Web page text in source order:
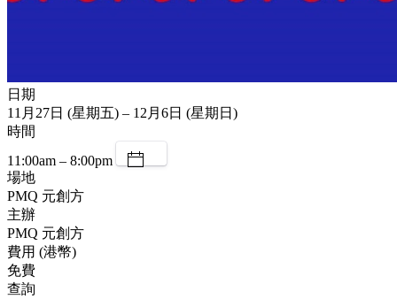
日期
11月27日 (星期五) – 12月6日 (星期日)
時間
11:00am – 8:00pm
場地
PMQ 元創方
主辦
PMQ 元創方
費用 (港幣)
免費
查詢